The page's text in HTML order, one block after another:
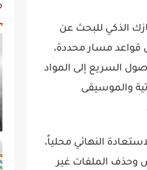
الذكي للبحث عن
قواعد مسار محددة،
السريع إلى المواد
والموسيقى
النهائي محلياً،
وحذف الملفات غير